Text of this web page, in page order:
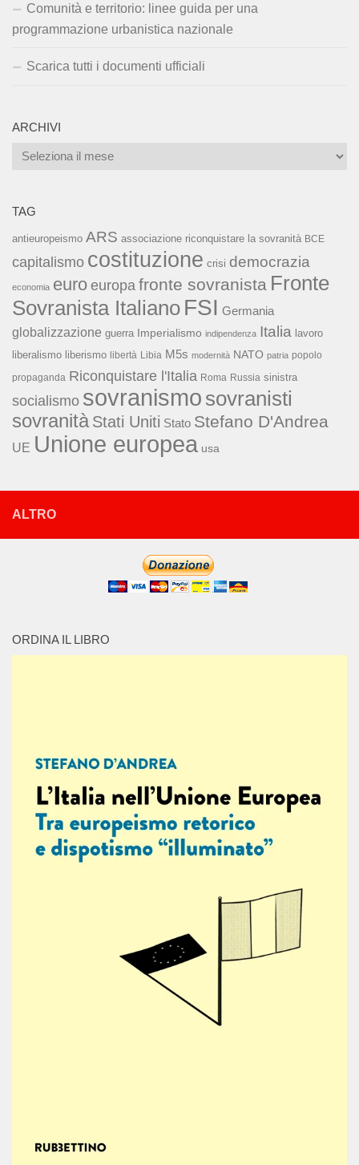
Comunità e territorio: linee guida per una
programmazione urbanistica nazionale
Scarica tutti i documenti ufficiali
ARCHIVI
Archivi
TAG
antieuropeismo ARS associazione riconquistare la sovranità BCE
capitalismo costituzione crisi democrazia
economia euro europa fronte sovranista Fronte
Sovranista Italiano FSI Germania
globalizzazione guerra Imperialismo indipendenza Italia lavoro
liberalismo liberismo libertà Libia M5s modernità NATO patria popolo
propaganda Riconquistare l'Italia Roma Russia sinistra
socialismo sovranismo sovranisti
sovranità Stati Uniti Stato Stefano D'Andrea
UE Unione europea usa
ALTRO
ORDINA IL LIBRO